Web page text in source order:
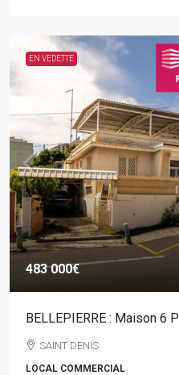
EN VEDETTE
483 000€
BELLEPIERRE : Maison 6
SAINT DENIS
LOCAL COMMERCIAL